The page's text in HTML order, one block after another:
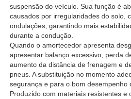
suspensão do veículo. Sua função é
causados por irregularidades do solo,
ondulações, garantindo mais
durante a condução.
Quando o amortecedor apresenta
apresentar balanço excessivo, perda
aumento da distância de frenagem e
pneus. A substituição no momento
segurança e para o bom desempenho
Produzido com materiais resistentes e